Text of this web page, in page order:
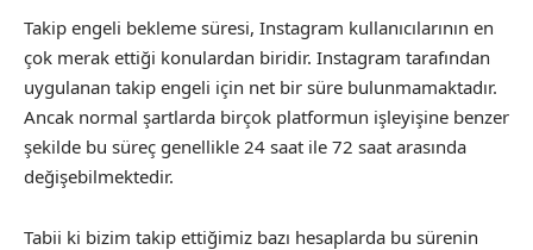
Takip engeli bekleme süresi, Instagram kullanıcılarının en
çok merak ettiği konulardan biridir. Instagram tarafından
uygulanan takip engeli için net bir süre bulunmamaktadır.
Ancak normal şartlarda birçok platformun işleyişine benzer
şekilde bu süreç genellikle 24 saat ile 72 saat arasında
değişebilmektedir.
Tabii ki bizim takip ettiğimiz bazı hesaplarda bu sürenin